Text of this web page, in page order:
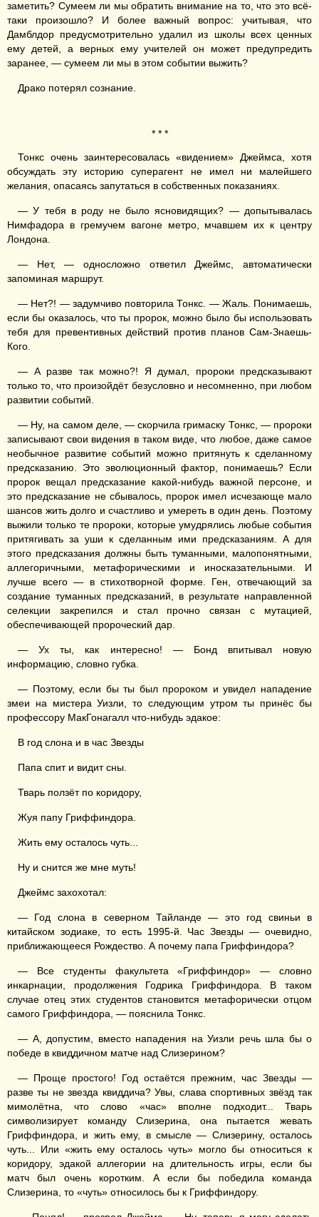
заметить? Сумеем ли мы обратить внимание на то, что это всё-
таки произошло? И более важный вопрос: учитывая, что
Дамблдор предусмотрительно удалил из школы всех ценных
ему детей, а верных ему учителей он может предупредить
заранее, — сумеем ли мы в этом событии выжить?
Драко потерял сознание.
* * *
Тонкс очень заинтересовалась «видением» Джеймса, хотя
обсуждать эту историю суперагент не имел ни малейшего
желания, опасаясь запутаться в собственных показаниях.
— У тебя в роду не было ясновидящих? — допытывалась
Нимфадора в гремучем вагоне метро, мчавшем их к центру
Лондона.
— Нет, — односложно ответил Джеймс, автоматически
запоминая маршрут.
— Нет?! — задумчиво повторила Тонкс. — Жаль. Понимаешь,
если бы оказалось, что ты пророк, можно было бы использовать
тебя для превентивных действий против планов Сам-Знаешь-
Кого.
— А разве так можно?! Я думал, пророки предсказывают
только то, что произойдёт безусловно и несомненно, при любом
развитии событий.
— Ну, на самом деле, — скорчила гримаску Тонкс, — пророки
записывают свои видения в таком виде, что любое, даже самое
необычное развитие событий можно притянуть к сделанному
предсказанию. Это эволюционный фактор, понимаешь? Если
пророк вещал предсказание какой-нибудь важной персоне, и
это предсказание не сбывалось, пророк имел исчезающе мало
шансов жить долго и счастливо и умереть в один день. Поэтому
выжили только те пророки, которые умудрялись любые события
притягивать за уши к сделанным ими предсказаниям. А для
этого предсказания должны быть туманными, малопонятными,
аллегоричными, метафорическими и иносказательными. И
лучше всего — в стихотворной форме. Ген, отвечающий за
создание туманных предсказаний, в результате направленной
селекции закрепился и стал прочно связан с мутацией,
обеспечивающей пророческий дар.
— Ух ты, как интересно! — Бонд впитывал новую
информацию, словно губка.
— Поэтому, если бы ты был пророком и увидел нападение
змеи на мистера Уизли, то следующим утром ты принёс бы
профессору МакГонагалл что-нибудь эдакое:
В год слона и в час Звезды
Папа спит и видит сны.
Тварь ползёт по коридору,
Жуя папу Гриффиндора.
Жить ему осталось чуть...
Ну и снится же мне муть!
Джеймс захохотал:
— Год слона в северном Тайланде — это год свиньи в
китайском зодиаке, то есть 1995-й. Час Звезды — очевидно,
приближающееся Рождество. А почему папа Гриффиндора?
— Все студенты факультета «Гриффиндор» — словно
инкарнации, продолжения Годрика Гриффиндора. В таком
случае отец этих студентов становится метафорически отцом
самого Гриффиндора, — пояснила Тонкс.
— А, допустим, вместо нападения на Уизли речь шла бы о
победе в квиддичном матче над Слизерином?
— Проще простого! Год остаётся прежним, час Звезды —
разве ты не звезда квиддича? Увы, слава спортивных звёзд так
мимолётна, что слово «час» вполне подходит... Тварь
символизирует команду Слизерина, она пытается жевать
Гриффиндора, и жить ему, в смысле — Слизерину, осталось
чуть... Или «жить ему осталось чуть» могло бы относиться к
коридору, эдакой аллегории на длительность игры, если бы
матч был очень коротким. А если бы победила команда
Слизерина, то «чуть» относилось бы к Гриффиндору.